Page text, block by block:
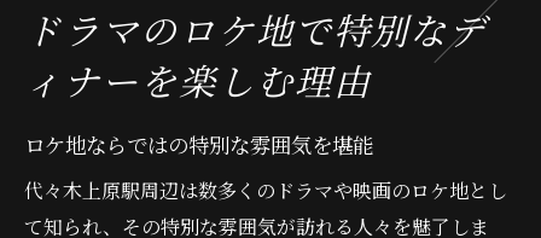
ドラマのロケ地で特別なデ
ィナーを楽しむ理由
ロケ地ならではの特別な雰囲気を堪能
代々木上原駅周辺は数多くのドラマや映画のロケ地とし
て知られ、その特別な雰囲気が訪れる人々を魅了しま